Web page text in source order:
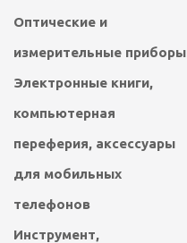
Оптические и
измерительные приборы
Электронные книги,
компьютерная
переферия, аксессуары
для мобильных
телефонов
Инструмент,